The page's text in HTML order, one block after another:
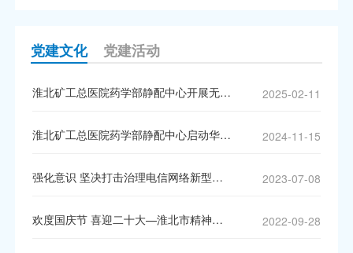
党建文化 党建活动
淮北矿工总医院药学部静配中心开展无菌操作技术培训 2025-02-11
淮北矿工总医院药学部静配中心启动华润集团“工人先锋号”创建活动 2024-11-15
强化意识 坚决打击治理电信网络新型违法犯罪 2023-07-08
欢度国庆节 喜迎二十大—淮北市精神（心理）卫生中心开展登山竞赛活动 2022-09-28